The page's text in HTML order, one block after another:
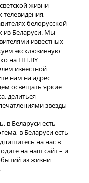
жизни
белорусской
из Беларуси. Мы
известных
эксклюзивную
на HIT.BY
известной
нам на адрес
освещать яркие
делиться
звезды
в Беларуси есть
в Беларуси есть
на нас в
на наш сайт – и
из жизни